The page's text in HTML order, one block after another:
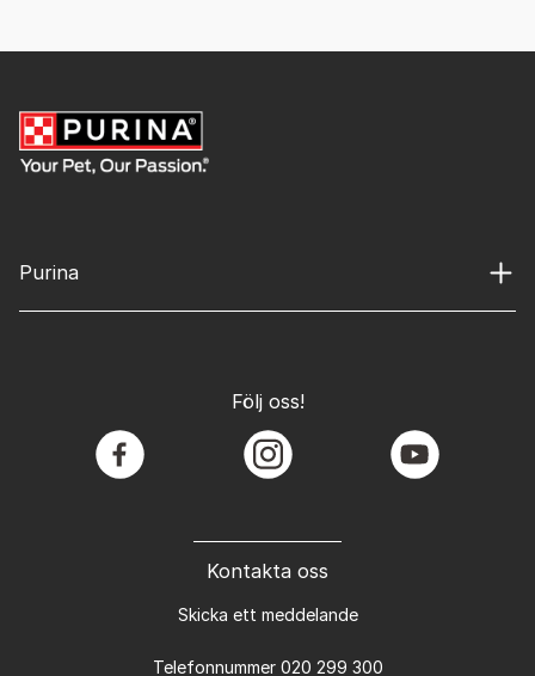
Purina
Kontakta oss
Skicka ett meddelande
Telefonnummer 020 299 300
Följ oss!
facebook instagram youtube